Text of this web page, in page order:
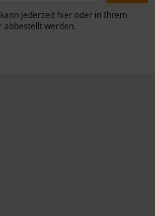
jederzeit hier oder in Ihrem
abbestellt werden.